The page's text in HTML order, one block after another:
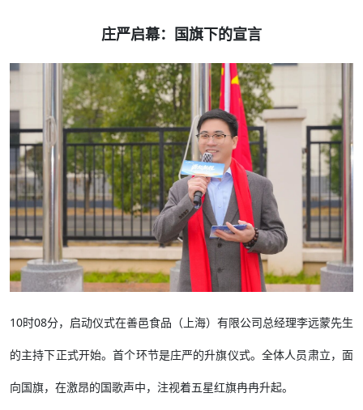
庄严启幕：国旗下的宣言
10时08分，启动仪式在善邑食品（上海）有限公司总经理李远蒙先生
的主持下正式开始。首个环节是庄严的升旗仪式。全体人员肃立，面
向国旗，在激昂的国歌声中，注视着五星红旗冉冉升起。